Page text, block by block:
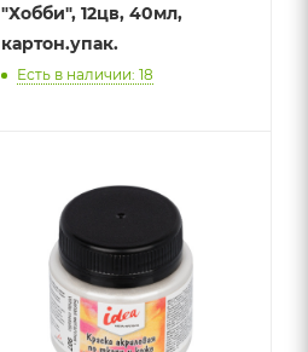
"Хобби", 12цв, 40мл,
картон.упак.
Есть в наличии: 18